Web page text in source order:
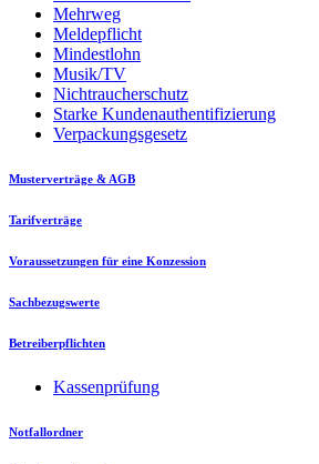
Mehrweg
Meldepflicht
Mindestlohn
Musik/TV
Nichtraucherschutz
Starke Kundenauthentifizierung
Verpackungsgesetz
Musterverträge & AGB
Tarifverträge
Voraussetzungen für eine Konzession
Sachbezugswerte
Betreiberpflichten
Kassenprüfung
Notfallordner